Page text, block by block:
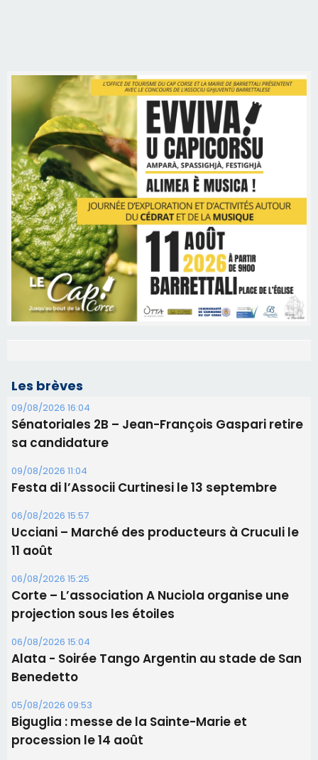
Les brèves
09/08/2026 16:04
Sénatoriales 2B – Jean-François Gaspari retire
sa candidature
09/08/2026 11:04
Festa di l’Associi Curtinesi le 13 septembre
06/08/2026 15:57
Ucciani – Marché des producteurs à Cruculi le
11 août
06/08/2026 15:25
Corte – L’association A Nuciola organise une
projection sous les étoiles